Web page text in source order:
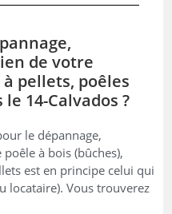
de votre
pellets, poêles
14-Calvados ?
le dépannage,
à bois (bûches),
est en principe celui qui
locataire). Vous trouverez